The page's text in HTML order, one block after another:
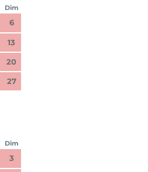
Dim
6
13
20
27
Dim
3